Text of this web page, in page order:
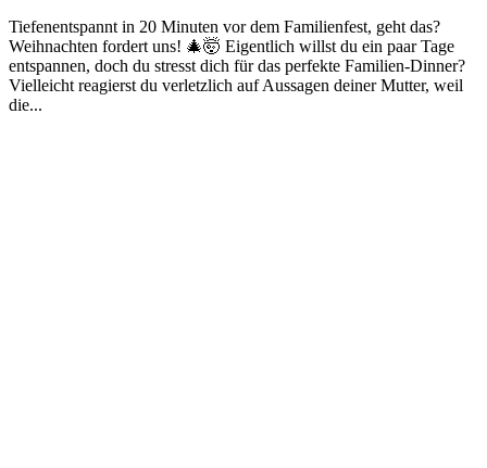
Tiefenentspannt in 20 Minuten vor dem Familienfest, geht das?
Weihnachten fordert uns! 🎄🤯 Eigentlich willst du ein paar Tage
entspannen, doch du stresst dich für das perfekte Familien-Dinner?
Vielleicht reagierst du verletzlich auf Aussagen deiner Mutter, weil
die...